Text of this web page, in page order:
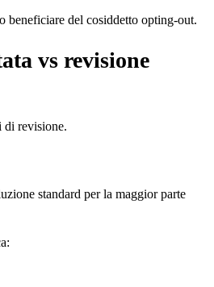
beneficiare del cosiddetto opting-out.
vs revisione
di revisione.
standard per la maggior parte